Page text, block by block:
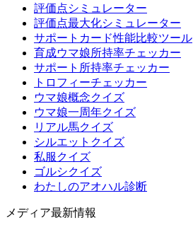
評価点シミュレーター
評価点最大化シミュレーター
サポートカード性能比較ツール
育成ウマ娘所持率チェッカー
サポート所持率チェッカー
トロフィーチェッカー
ウマ娘概念クイズ
ウマ娘一周年クイズ
リアル馬クイズ
シルエットクイズ
私服クイズ
ゴルシクイズ
わたしのアオハル診断
メディア最新情報